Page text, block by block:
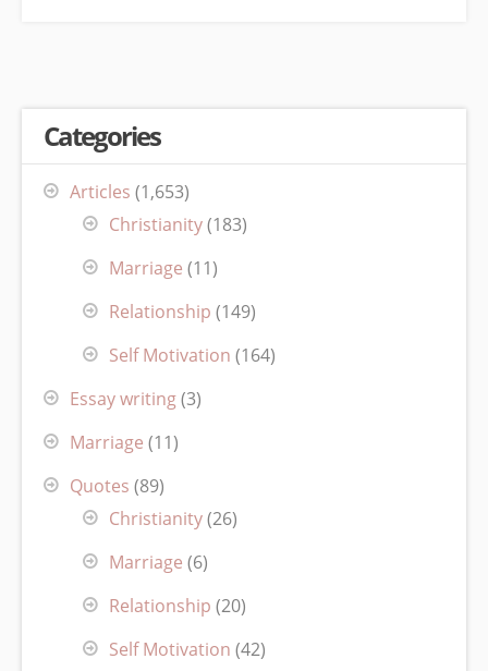
Categories
Articles (1,653)
Christianity(183)
Marriage (11)
Relationship (149)
Self Motivation (164)
Essay writing(3)
Marriage (11)
Quotes (89)
Christianity(26)
Marriage (6)
Relationship (20)
Self Motivation (42)